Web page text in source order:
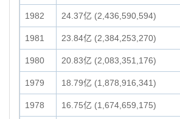
1982 24.37亿 (2,436,590,594)
1981 23.84亿 (2,384,253,270)
1980 20.83亿 (2,083,351,176)
1979 18.79亿 (1,878,916,341)
1978 16.75亿 (1,674,659,175)